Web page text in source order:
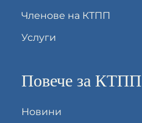
Членове на КТПП
Услуги
Повече за КТПП
Новини